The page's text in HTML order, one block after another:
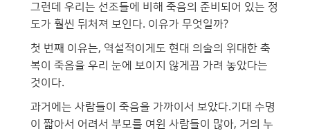
그런데 우리는 선조들에 비해 죽음의 준비되어 있는 정
도가 훨씬 뒤처져 보인다. 이유가 무엇일까?
첫 번째 이유는, 역설적이게도 현대 의술의 위대한 축
복이 죽음을 우리 눈에 보이지 않게끔 가려 놓았다는
것이다.
과거에는 사람들이 죽음을 가까이서 보았다.기대 수명
이 짧아서 어려서 부모를 여윈 사람들이 많아, 거의 누